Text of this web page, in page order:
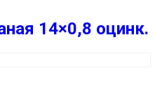
14×0,8 оцинк.